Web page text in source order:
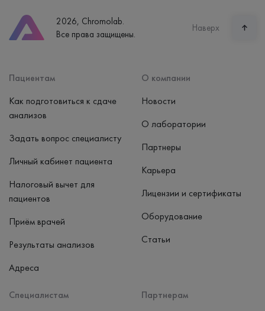
Часы работы
пн-вс: 7:30-15:00
2026, Chromolab.
Все права защищены.
Наверх
Пациентам
Как подготовиться к сдаче
анализов
Задать вопрос специалисту
Личный кабинет пациента
Налоговый вычет для
пациентов
Приём врачей
Результаты анализов
Адреса
Специалистам
Партнерам
О компании
Новости
О лаборатории
Партнеры
Карьера
Лицензии и сертификаты
Оборудование
Статьи